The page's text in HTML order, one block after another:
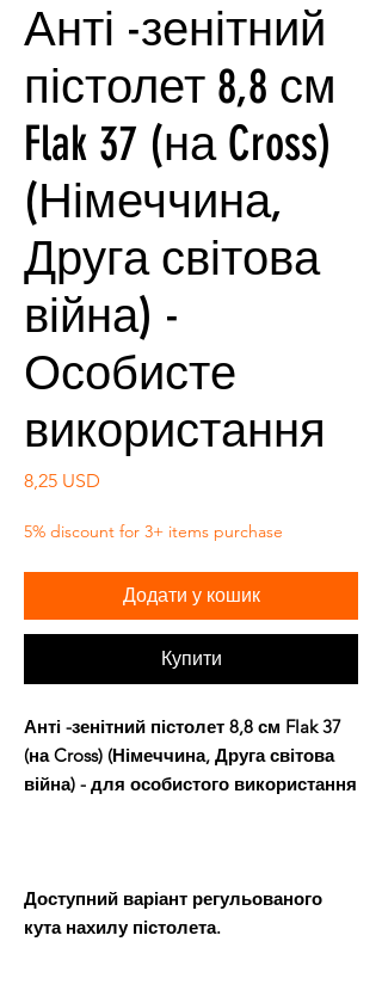
Анті -зенітний
пістолет 8,8 см
Flak 37 (на Cross)
(Німеччина,
Друга світова
війна) -
Особисте
використання
8,25 USD
5% discount for 3+ items purchase
Додати у кошик
Купити
Анті -зенітний пістолет 8,8 см Flak 37
(на Cross) (Німеччина, Друга світова
війна) - для особистого використання
Доступний варіант регульованого
кута нахилу пістолета.